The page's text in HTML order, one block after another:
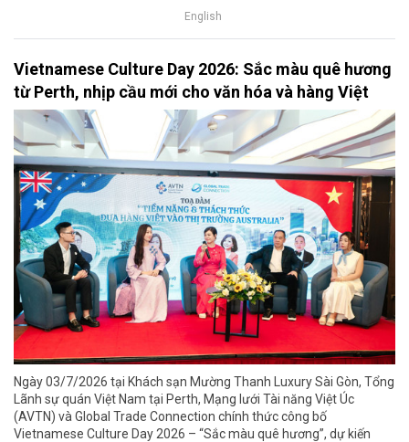
English
Vietnamese Culture Day 2026: Sắc màu quê hương
từ Perth, nhịp cầu mới cho văn hóa và hàng Việt
Ngày 03/7/2026 tại Khách sạn Mường Thanh Luxury Sài Gòn, Tổng
Lãnh sự quán Việt Nam tại Perth, Mạng lưới Tài năng Việt Úc
(AVTN) và Global Trade Connection chính thức công bố
Vietnamese Culture Day 2026 – “Sắc màu quê hương”, dự kiến